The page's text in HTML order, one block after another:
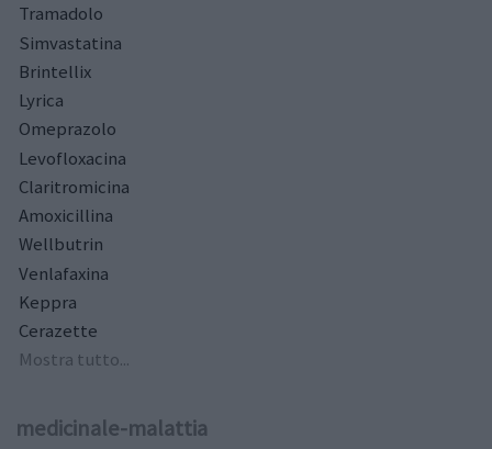
Tramadolo
Simvastatina
Brintellix
Lyrica
Omeprazolo
Levofloxacina
Claritromicina
Amoxicillina
Wellbutrin
Venlafaxina
Keppra
Cerazette
Mostra tutto...
medicinale-malattia